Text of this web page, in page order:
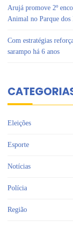
Arujá promove 2º
Animal no Parque dos
Com estratégias
sarampo há 6 anos
Eleições
Esporte
Notícias
Polícia
Região